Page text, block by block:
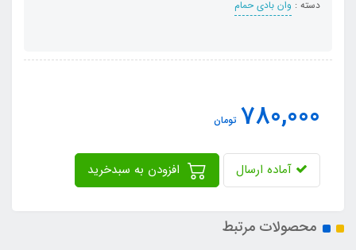
دسته : وان بادی حمام
780,000 تومان
آماده ارسال
محصولات مرتبط